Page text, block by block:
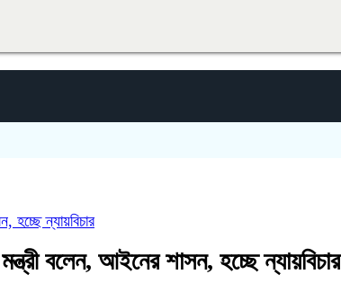
হচ্ছে ন্যায়বিচার
বলেন, আইনের শাসন, হচ্ছে ন্যায়বিচার